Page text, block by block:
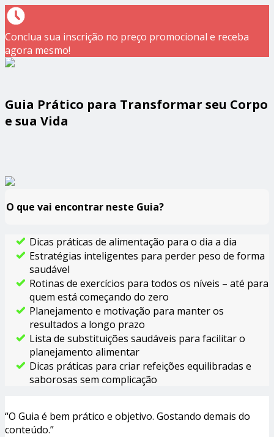
Conclua sua inscrição no preço promocional e receba
agora mesmo!
Guia Prático para Transformar seu Corpo
e sua Vida
O que vai encontrar neste Guia?
Dicas práticas de alimentação para o dia a dia
Estratégias inteligentes para perder peso de forma
saudável
Rotinas de exercícios para todos os níveis – até para
quem está começando do zero
Planejamento e motivação para manter os
resultados a longo prazo
Lista de substituições saudáveis para facilitar o
planejamento alimentar
Dicas práticas para criar refeições equilibradas e
saborosas sem complicação
“O Guia é bem prático e objetivo. Gostando demais do
conteúdo.”